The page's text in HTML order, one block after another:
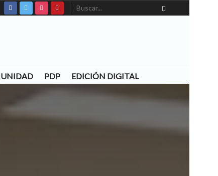
PDP EDICIÓN DIGITAL